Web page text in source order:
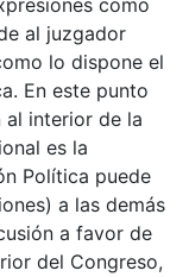
como
al juzgador
lo dispone el
En este punto
al interior de la
es la
Política puede
a las demás
a favor de
del Congreso,